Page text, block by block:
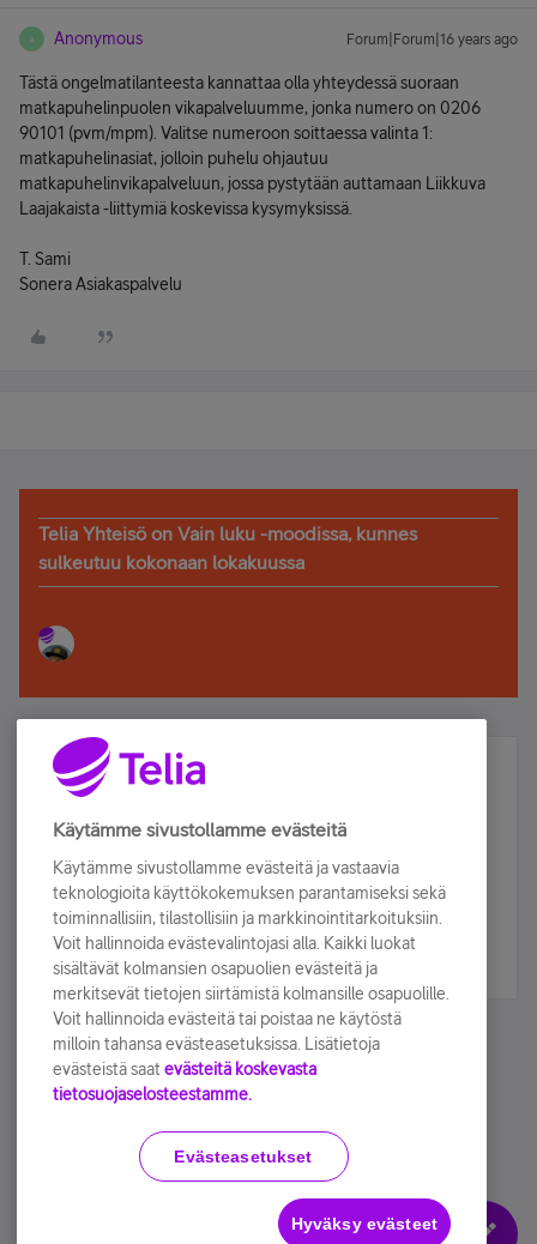
A Anonymous Forum|Forum|16 years ago
Tästä ongelmatilanteesta kannattaa olla yhteydessä suoraan
matkapuhelinpuolen vikapalveluumme, jonka numero on 0206
90101 (pvm/mpm). Valitse numeroon soittaessa valinta 1:
matkapuhelinasiat, jolloin puhelu ohjautuu
matkapuhelinvikapalveluun, jossa pystytään auttamaan Liikkuva
Laajakaista -liittymiä koskevissa kysymyksissä.
T. Sami
Sonera Asiakaspalvelu
Telia Yhteisö on Vain luku -moodissa, kunnes
sulkeutuu kokonaan lokakuussa
Älä jää paitsi – osallistu ja voita!
Tilaa Telian uutiskirje ja olet mukana arvonnassa.
sähköpostiisi.
Tilaa nyt
Käyttöehdot Accessibility statement
Evästeasetukset
Käytämme sivustollamme evästeitä
Käytämme sivustollamme evästeitä ja vastaavia
teknologioita käyttökokemuksen parantamiseksi sekä
toiminnallisiin, tilastollisiin ja markkinointitarkoituksiin.
Voit hallinnoida evästevalintojasi alla. Kaikki luokat
sisältävät kolmansien osapuolien evästeitä ja
merkitsevät tietojen siirtämistä kolmansille osapuolille.
Voit hallinnoida evästeitä tai poistaa ne käytöstä
milloin tahansa evästeasetuksissa. Lisätietoja
evästeistä saat evästeitä koskevasta
tietosuojaselosteestamme.
Evästeasetukset
Hyväksy evästeet